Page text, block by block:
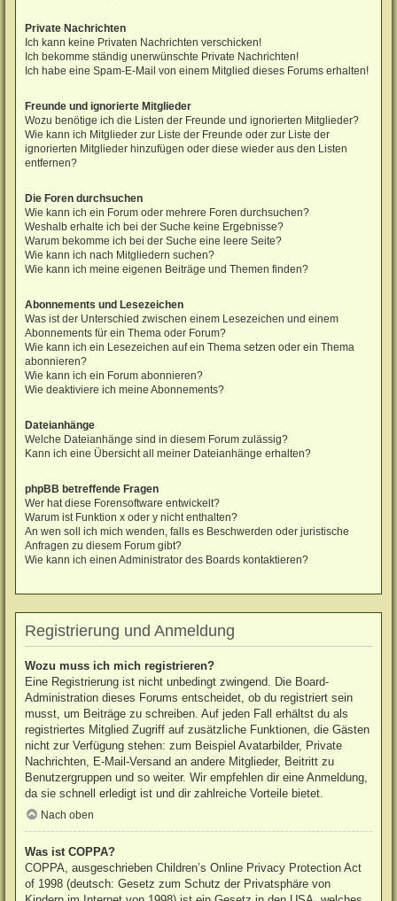
Private Nachrichten
Ich kann keine Privaten Nachrichten verschicken!
Ich bekomme ständig unerwünschte Private Nachrichten!
Ich habe eine Spam-E-Mail von einem Mitglied dieses Forums erhalten!
Freunde und ignorierte Mitglieder
Wozu benötige ich die Listen der Freunde und ignorierten Mitglieder?
Wie kann ich Mitglieder zur Liste der Freunde oder zur Liste der
ignorierten Mitglieder hinzufügen oder diese wieder aus den Listen
entfernen?
Die Foren durchsuchen
Wie kann ich ein Forum oder mehrere Foren durchsuchen?
Weshalb erhalte ich bei der Suche keine Ergebnisse?
Warum bekomme ich bei der Suche eine leere Seite?
Wie kann ich nach Mitgliedern suchen?
Wie kann ich meine eigenen Beiträge und Themen finden?
Abonnements und Lesezeichen
Was ist der Unterschied zwischen einem Lesezeichen und einem
Abonnements für ein Thema oder Forum?
Wie kann ich ein Lesezeichen auf ein Thema setzen oder ein Thema
abonnieren?
Wie kann ich ein Forum abonnieren?
Wie deaktiviere ich meine Abonnements?
Dateianhänge
Welche Dateianhänge sind in diesem Forum zulässig?
Kann ich eine Übersicht all meiner Dateianhänge erhalten?
phpBB betreffende Fragen
Wer hat diese Forensoftware entwickelt?
Warum ist Funktion x oder y nicht enthalten?
An wen soll ich mich wenden, falls es Beschwerden oder juristische
Anfragen zu diesem Forum gibt?
Wie kann ich einen Administrator des Boards kontaktieren?
Registrierung und Anmeldung
Wozu muss ich mich registrieren?
Eine Registrierung ist nicht unbedingt zwingend. Die Board-
Administration dieses Forums entscheidet, ob du registriert sein
musst, um Beiträge zu schreiben. Auf jeden Fall erhältst du als
registriertes Mitglied Zugriff auf zusätzliche Funktionen, die Gästen
nicht zur Verfügung stehen: zum Beispiel Avatarbilder, Private
Nachrichten, E-Mail-Versand an andere Mitglieder, Beitritt zu
Benutzergruppen und so weiter. Wir empfehlen dir eine Anmeldung,
da sie schnell erledigt ist und dir zahlreiche Vorteile bietet.
Nach oben
Was ist COPPA?
COPPA, ausgeschrieben Children’s Online Privacy Protection Act
of 1998 (deutsch: Gesetz zum Schutz der Privatsphäre von